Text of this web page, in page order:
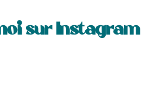
sur Instagram